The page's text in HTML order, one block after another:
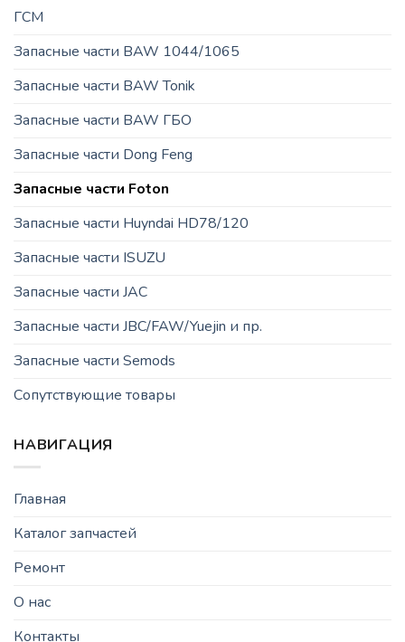
ГСМ
Запасные части BAW 1044/1065
Запасные части BAW Tonik
Запасные части BAW ГБО
Запасные части Dong Feng
Запасные части Foton
Запасные части Huyndai HD78/120
Запасные части ISUZU
Запасные части JAC
Запасные части JBC/FAW/Yuejin и пр.
Запасные части Semods
Сопутствующие товары
НАВИГАЦИЯ
Главная
Каталог запчастей
Ремонт
О нас
Контакты